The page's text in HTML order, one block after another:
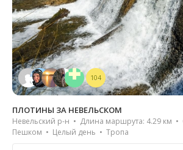
104
ПЛОТИНЫ ЗА НЕВЕЛЬСКОМ
Невельский р-н • Длина маршрута: 4.29 км
Пешком • Целый день • Тропа